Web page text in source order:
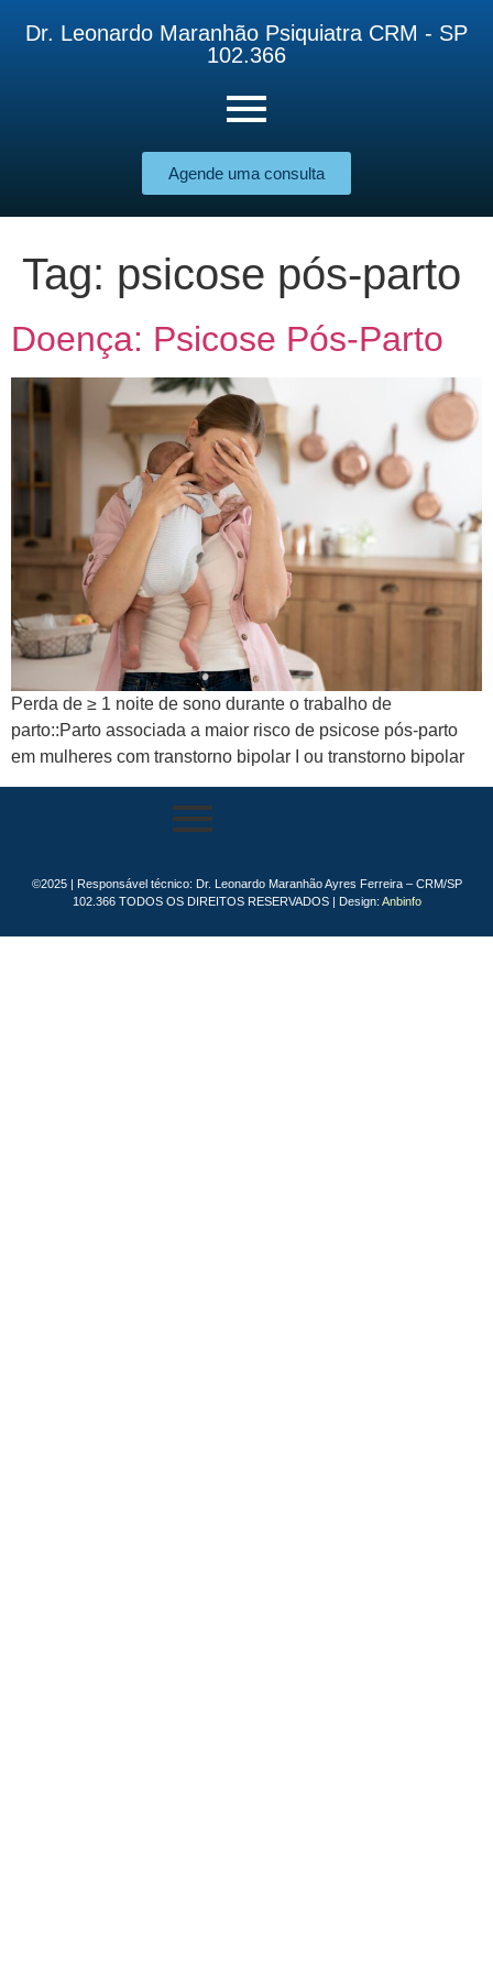
Dr. Leonardo Maranhão Psiquiatra CRM - SP
102.366
Agende uma consulta
Tag: psicose pós-parto
Doença: Psicose Pós-Parto
Perda de ≥ 1 noite de sono durante o trabalho de
parto::Parto associada a maior risco de psicose pós-parto
em mulheres com transtorno bipolar I ou transtorno bipolar
©2025 | Responsável técnico: Dr. Leonardo Maranhão Ayres Ferreira – CRM/SP
102.366 TODOS OS DIREITOS RESERVADOS | Design: Anbinfo